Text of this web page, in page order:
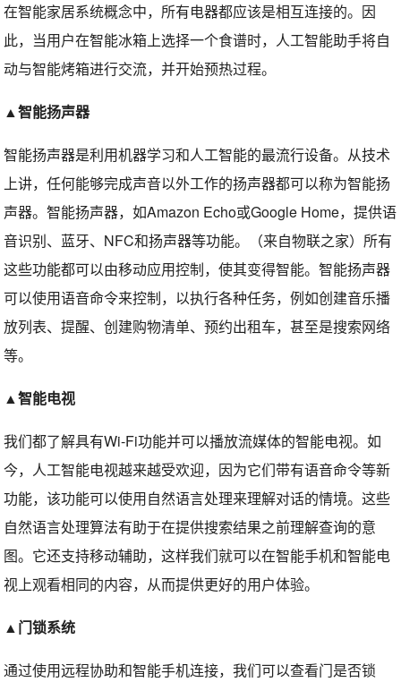
在智能家居系统概念中，所有电器都应该是相互连接的。因
此，当用户在智能冰箱上选择一个食谱时，人工智能助手将自
动与智能烤箱进行交流，并开始预热过程。
▲智能扬声器
智能扬声器是利用机器学习和人工智能的最流行设备。从技术
上讲，任何能够完成声音以外工作的扬声器都可以称为智能扬
声器。智能扬声器，如Amazon Echo或Google Home，提供语
音识别、蓝牙、NFC和扬声器等功能。（来自物联之家）所有
这些功能都可以由移动应用控制，使其变得智能。智能扬声器
可以使用语音命令来控制，以执行各种任务，例如创建音乐播
放列表、提醒、创建购物清单、预约出租车，甚至是搜索网络
等。
▲智能电视
我们都了解具有Wi-Fi功能并可以播放流媒体的智能电视。如
今，人工智能电视越来越受欢迎，因为它们带有语音命令等新
功能，该功能可以使用自然语言处理来理解对话的情境。这些
自然语言处理算法有助于在提供搜索结果之前理解查询的意
图。它还支持移动辅助，这样我们就可以在智能手机和智能电
视上观看相同的内容，从而提供更好的用户体验。
▲门锁系统
通过使用远程协助和智能手机连接，我们可以查看门是否锁